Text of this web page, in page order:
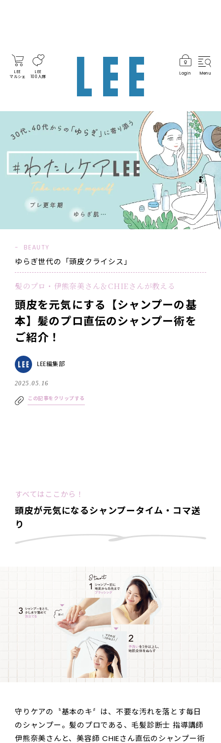
LEE
マルシェ
LEE
100人隊
Login Menu
BEAUTY
ゆらぎ世代の「頭皮クライシス」
髪のプロ・伊熊奈美さん＆CHIEさんが教える
頭皮を元気にする【シャンプーの基
本】髪のプロ直伝のシャンプー術を
ご紹介！
LEE編集部
2025.05.16
この記事をクリップする
すべてはここから！
頭皮が元気になるシャンプータイム・コマ送
り
守りケアの〝基本のキ〞は、不要な汚れを落とす毎日
のシャンプー。髪のプロである、毛髪診断士 指導講師
伊熊奈美さんと、美容師 CHIEさん直伝のシャンプー術